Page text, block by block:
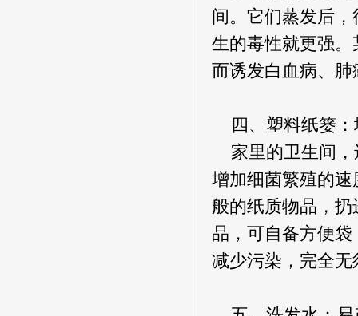
间。它们蒸发后
生的毒性就更强
而诱发白血病、肺
四、塑料纸篓：
家里的卫生间，
增加细菌繁殖的
般的纸质物品，
品，可自备方便
减少污染，完全